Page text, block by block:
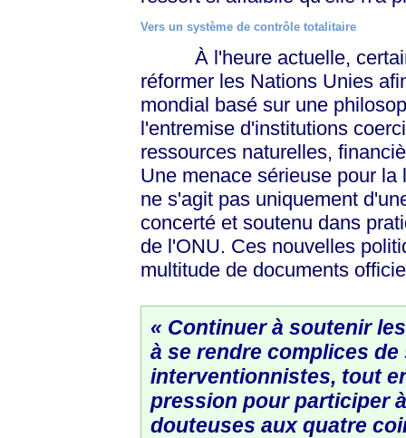
Vers un système de contrôle totalitaire
À l'heure actuelle,
réformer les Nations Unies
mondial basé sur une
l'entremise d'institutions
ressources naturelles,
Une menace sérieuse pour
ne s'agit pas uniquement
concerté et soutenu dans
de l'ONU. Ces nouvelles
multitude de documents
« Continuer à soutenir
à se rendre complices
interventionnistes, tout
pression pour participer
douteuses aux quatre